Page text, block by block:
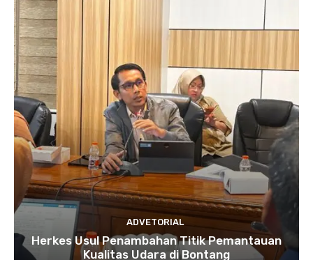
ADVETORIAL
Herkes Usul Penambahan Titik Pemantauan
Kualitas Udara di Bontang